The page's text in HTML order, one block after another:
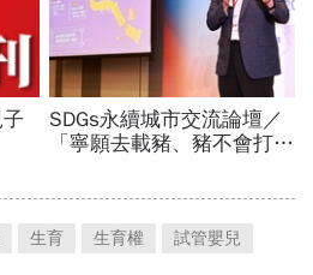
生育 生育權 試管嬰兒